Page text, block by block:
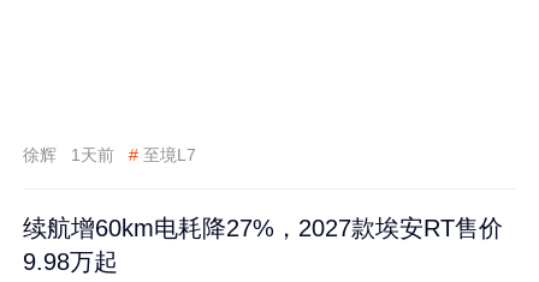
徐辉 1天前 # 至境L7
续航增60km电耗降27%，2027款埃安RT售价
9.98万起